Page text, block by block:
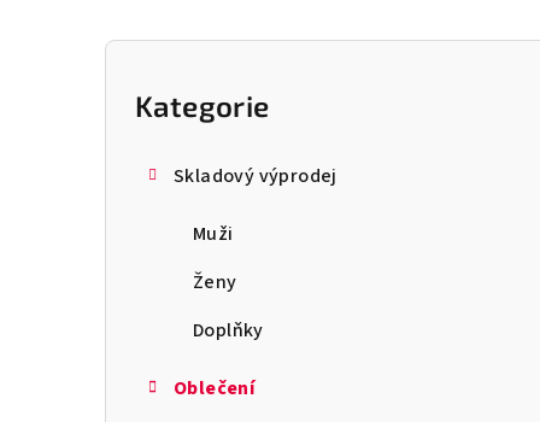
P
Přeskočit
kategorie
Kategorie
Skladový výprodej
Muži
Ženy
Doplňky
Oblečení